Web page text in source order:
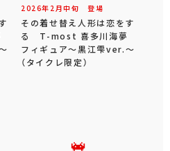
2026年 2 月中旬 登場
その着せ替え人形は恋をす
る T-most 喜多川海夢
フィギュア～黒江雫ver.～
（タイクレ限定）